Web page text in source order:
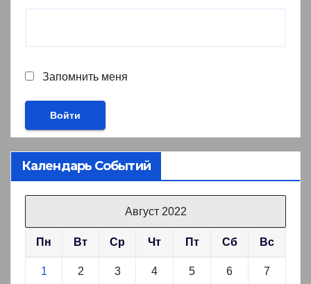
Запомнить меня
Календарь Событий
Август 2022
Пн Вт Ср Чт Пт Сб Вс
1 2 3 4 5 6 7